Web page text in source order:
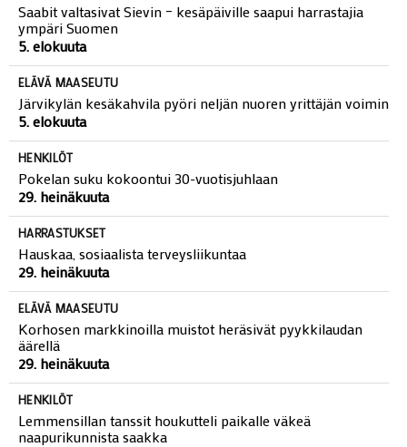
Saabit valtasivat Sievin – kesäpäiville saapui harrastajia
ympäri Suomen
5. elokuuta
ELÄVÄ MAASEUTU
Järvikylän kesäkahvila pyöri neljän nuoren yrittäjän voimin
5. elokuuta
HENKILÖT
Pokelan suku kokoontui 30-vuotisjuhlaan
29. heinäkuuta
HARRASTUKSET
Hauskaa, sosiaalista terveysliikuntaa
29. heinäkuuta
ELÄVÄ MAASEUTU
Korhosen markkinoilla muistot heräsivät pyykkilaudan
äärellä
29. heinäkuuta
HENKILÖT
Lemmensillan tanssit houkutteli paikalle väkeä
naapurikunnista saakka